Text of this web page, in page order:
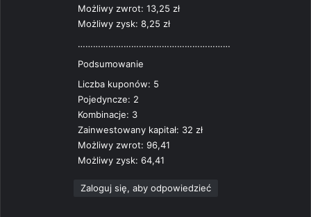
Możliwy zwrot: 13,25 zł
Możliwy zysk: 8,25 zł
……………………………………………………
Podsumowanie
Liczba kuponów: 5
Pojedyncze: 2
Kombinacje: 3
Zainwestowany kapitał: 32 zł
Możliwy zwrot: 96,41
Możliwy zysk: 64,41
Zaloguj się, aby odpowiedzieć